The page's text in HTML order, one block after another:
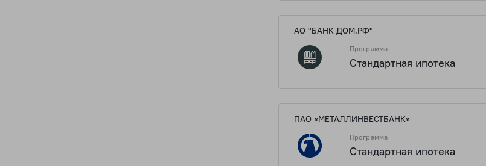
АО "БАНК ДОМ.РФ"
Программа
Стандартная ипотека
ПАО «МЕТАЛЛИНВЕСТБАНК»
Программа
Стандартная ипотека